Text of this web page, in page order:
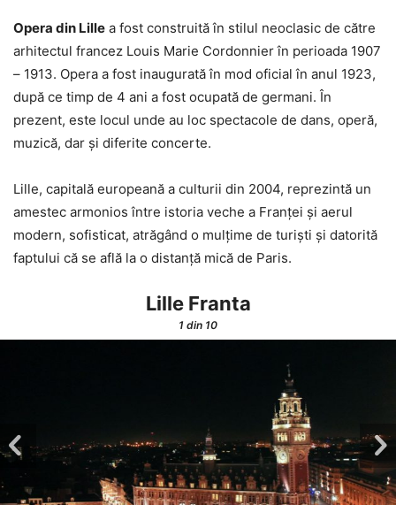
Opera din Lille a fost construită în stilul neoclasic de către
arhitectul francez Louis Marie Cordonnier în perioada 1907
– 1913. Opera a fost inaugurată în mod oficial în anul 1923,
după ce timp de 4 ani a fost ocupată de germani. În
prezent, este locul unde au loc spectacole de dans, operă,
muzică, dar și diferite concerte.
Lille, capitală europeană a culturii din 2004, reprezintă un
amestec armonios între istoria veche a Franței și aerul
modern, sofisticat, atrăgând o mulțime de turiști și datorită
faptului că se află la o distanță mică de Paris.
Lille Franta
1 din 10